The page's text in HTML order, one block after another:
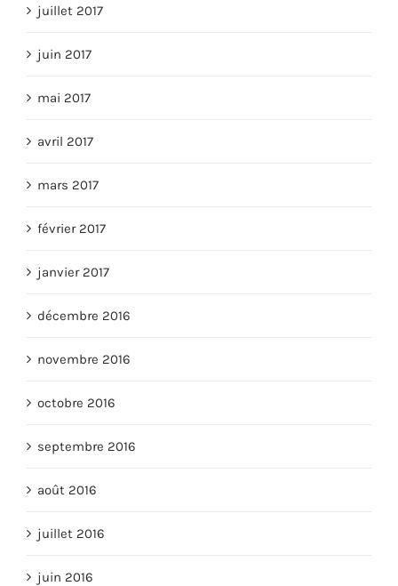
juillet 2017
juin 2017
mai 2017
avril 2017
mars 2017
février 2017
janvier 2017
décembre 2016
novembre 2016
octobre 2016
septembre 2016
août 2016
juillet 2016
juin 2016